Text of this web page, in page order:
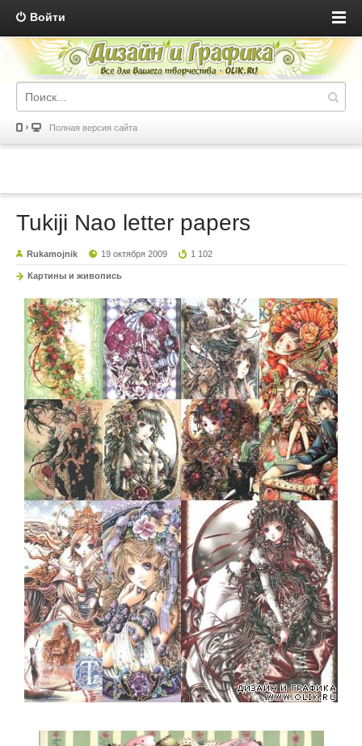
Войти
Полная версия сайта
Tukiji Nao letter papers
Rukamojnik 19 октября 2009 1 102
Картины и живопись